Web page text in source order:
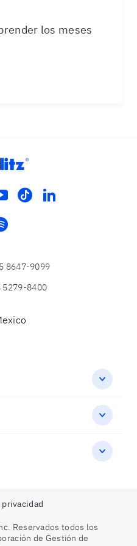
los meses
tiktoklinkedin
8647-9099
5279-8400
Reservados todos los
de Gestión de